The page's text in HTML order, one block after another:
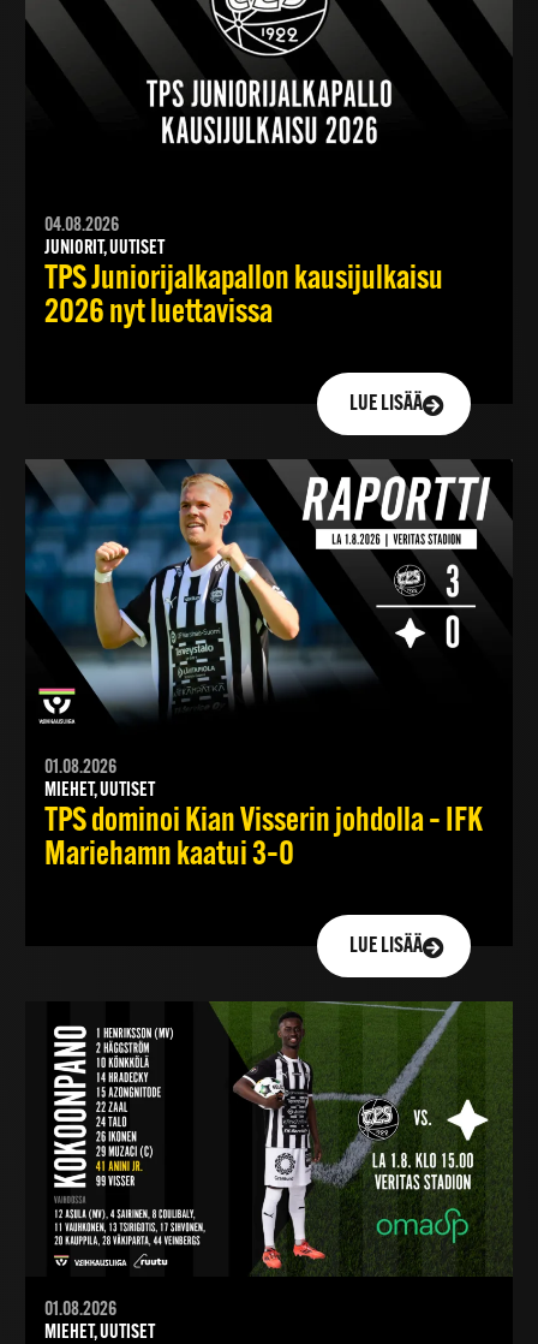
04.08.2026
JUNIORIT, UUTISET
TPS Juniorijalkapallon kausijulkaisu
2026 nyt luettavissa
LUE LISÄÄ
01.08.2026
MIEHET, UUTISET
TPS dominoi Kian Visserin johdolla – IFK
Mariehamn kaatui 3–0
LUE LISÄÄ
01.08.2026
MIEHET, UUTISET